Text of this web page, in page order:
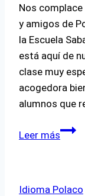
Nos
y amigos de
la Escuela
está aquí de
clase muy
acogedora
alumnos que
Leer más
Idioma Polaco